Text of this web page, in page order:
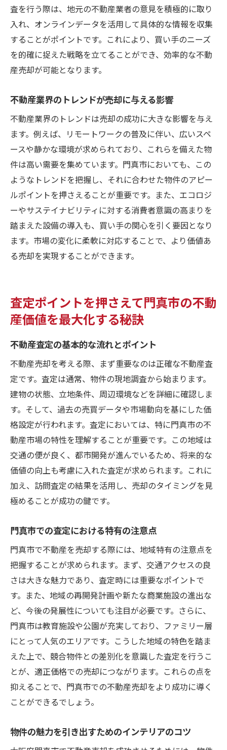
査を行う際は、地元の不動産業者の意見を積極的に取り
入れ、オンラインデータを活用して具体的な情報を収集
することがポイントです。これにより、買い手のニーズ
を的確に捉えた戦略を立てることができ、効率的な不動
産売却が可能となります。
不動産業界のトレンドが売却に与える影響
不動産業界のトレンドは売却の成功に大きな影響を与え
ます。例えば、リモートワークの普及に伴い、広いスペ
ースや静かな環境が求められており、これらを備えた物
件は高い需要を集めています。門真市においても、この
ようなトレンドを把握し、それに合わせた物件のアピー
ルポイントを押さえることが重要です。また、エコロジ
ーやサステイナビリティに対する消費者意識の高まりを
踏まえた設備の導入も、買い手の関心を引く要因となり
ます。市場の変化に柔軟に対応することで、より価値あ
る売却を実現することができます。
査定ポイントを押さえて門真市の不動
産価値を最大化する秘訣
不動産査定の基本的な流れとポイント
不動産売却を考える際、まず重要なのは正確な不動産査
定です。査定は通常、物件の現地調査から始まります。
建物の状態、立地条件、周辺環境などを詳細に確認しま
す。そして、過去の売買データや市場動向を基にした価
格設定が行われます。査定においては、特に門真市の不
動産市場の特性を理解することが重要です。この地域は
交通の便が良く、都市開発が進んでいるため、将来的な
価値の向上も考慮に入れた査定が求められます。これに
加え、訪問査定の結果を活用し、売却のタイミングを見
極めることが成功の鍵です。
門真市での査定における特有の注意点
門真市で不動産を売却する際には、地域特有の注意点を
把握することが求められます。まず、交通アクセスの良
さは大きな魅力であり、査定時には重要なポイントで
す。また、地域の再開発計画や新たな商業施設の進出な
ど、今後の発展性についても注目が必要です。さらに、
門真市は教育施設や公園が充実しており、ファミリー層
にとって人気のエリアです。こうした地域の特色を踏ま
えた上で、競合物件との差別化を意識した査定を行うこ
とが、適正価格での売却につながります。これらの点を
抑えることで、門真市での不動産売却をより成功に導く
ことができるでしょう。
物件の魅力を引き出すためのインテリアのコツ